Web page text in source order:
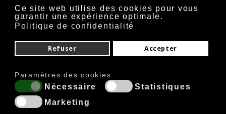
Ce site web utilise des cookies pour vous
garantir une expérience optimale.
Politique de confidentialité
Refuser Accepter
Paramètres des cookies :
Nécessaire
Statistiques
Marketing